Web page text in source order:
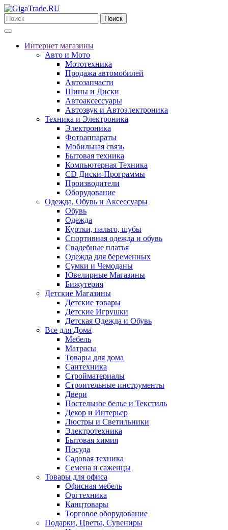
Поиск
Интернет магазины
Авто и Мото
Мототехника
Продажа автомобилей
Автозапчасти
Шины и Диски
Автоаксессуары
Автозвук и Автоэлектроника
Техника и Электроника
Электроника
Фотоаппараты
Мобильная связь
Бытовая техника
Компьютерная Техника
CD Диски-Программы
Производители
Оборудование
Одежда, Обувь и Аксессуары
Обувь
Одежда
Куртки, пальто, шубы
Спортивная одежда и обувь
Свадебные платья
Одежда для беременных
Сумки и Чемоданы
Ювелирные Магазины
Бижутерия
Детские Магазины
Детские товары
Детские Игрушки
Детская Одежда и Обувь
Все для Дома
Мебель
Матрасы
Товары для дома
Сантехника
Стройматериалы
Строительные инструменты
Двери
Постельное белье и Текстиль
Декор и Интерьер
Люстры и Светильники
Электротехника
Бытовая химия
Посуда
Садовая техника
Семена и саженцы
Товары для офиса
Офисная мебель
Оргтехника
Канцтовары
Торговое оборудование
Подарки, Цветы, Сувениры